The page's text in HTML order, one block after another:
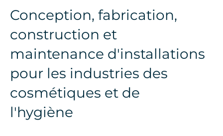
Conception, fabrication,
construction et
maintenance d'installations
pour les industries des
cosmétiques et de
l'hygiène